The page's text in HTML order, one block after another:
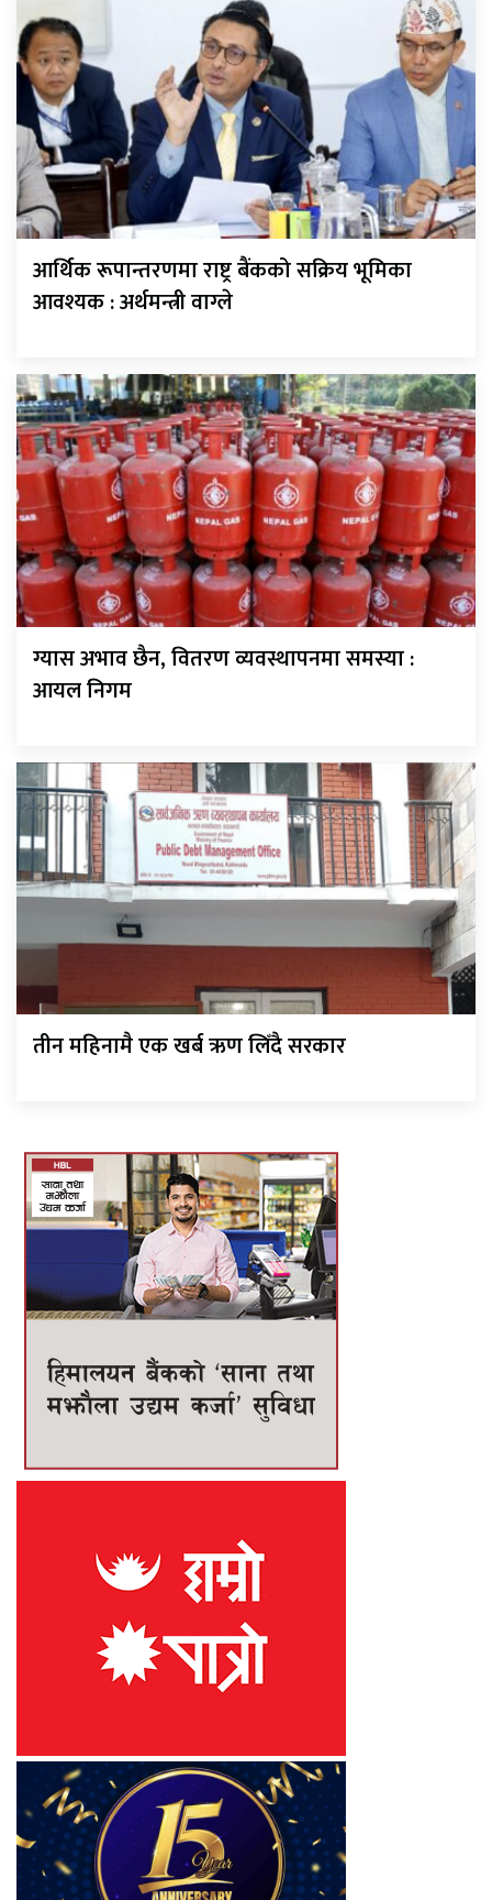
आर्थिक रूपान्तरणमा राष्ट्र बैंकको सक्रिय भूमिका
आवश्यक : अर्थमन्त्री वाग्ले
ग्यास अभाव छैन, वितरण व्यवस्थापनमा समस्या :
आयल निगम
तीन महिनामै एक खर्ब ऋण लिँदै सरकार